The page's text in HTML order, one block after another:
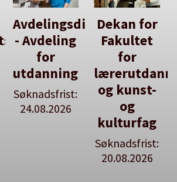
Dekan for
Fakultet
for
lærerutdanning
og kunst-
og
Her kan
du utlyse
en ledig
stilling
Se våre
stillingspakker